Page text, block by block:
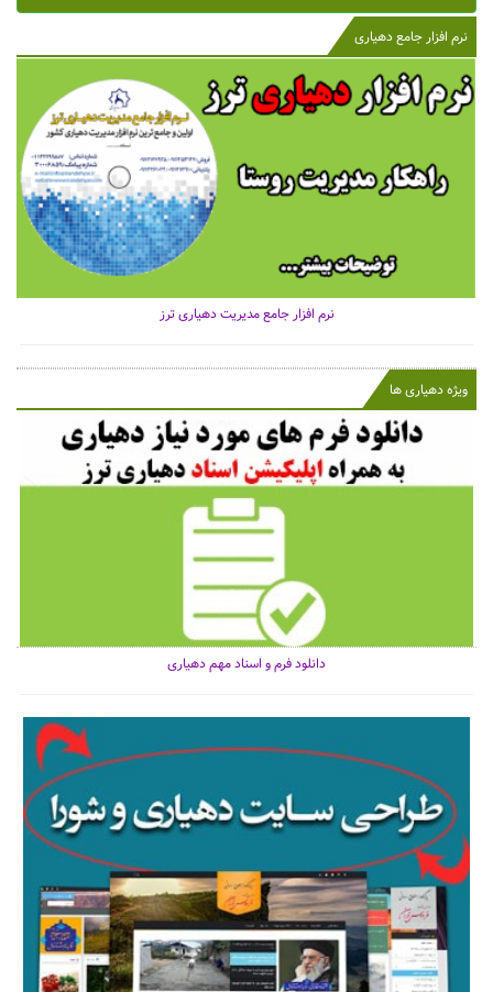
نرم افزار جامع دهیاری
نرم افزار جامع مدیریت دهیاری ترز
ویژه دهیاری ها
دانلود فرم و اسناد مهم دهیاری